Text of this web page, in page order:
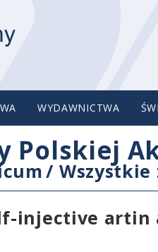
WYDAWNICTWA
Polskiej
/ Wszystkie
injective artin